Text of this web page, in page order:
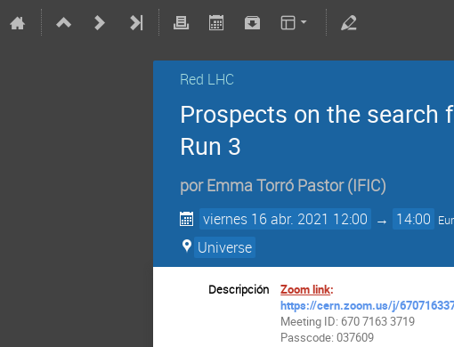
Red LHC
Prospects on the search
Run 3
porEmma Torró Pastor(IFIC)
viernes 16 abr. 2021 12:00 → 14:00
Universe
Descripción Zoom link:
https://cern.zoom.us/j/
Meeting ID: 670 7163 3719
Passcode: 037609